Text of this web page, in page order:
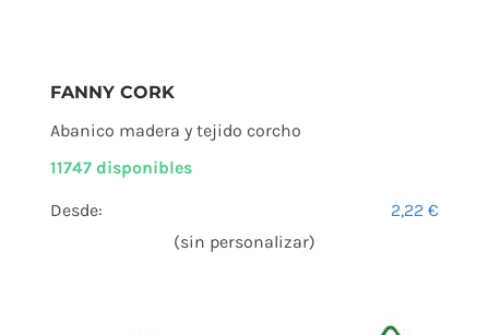
FANNY CORK
Abanico madera y tejido corcho
11747 disponibles
Desde: 2,22€
(sin personalizar)